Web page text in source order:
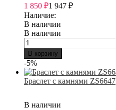
1 850 ₽1 947 ₽
Наличие:
В наличии
В наличии
В корзину
-5%
Браслет с камнями ZS6647
В наличии